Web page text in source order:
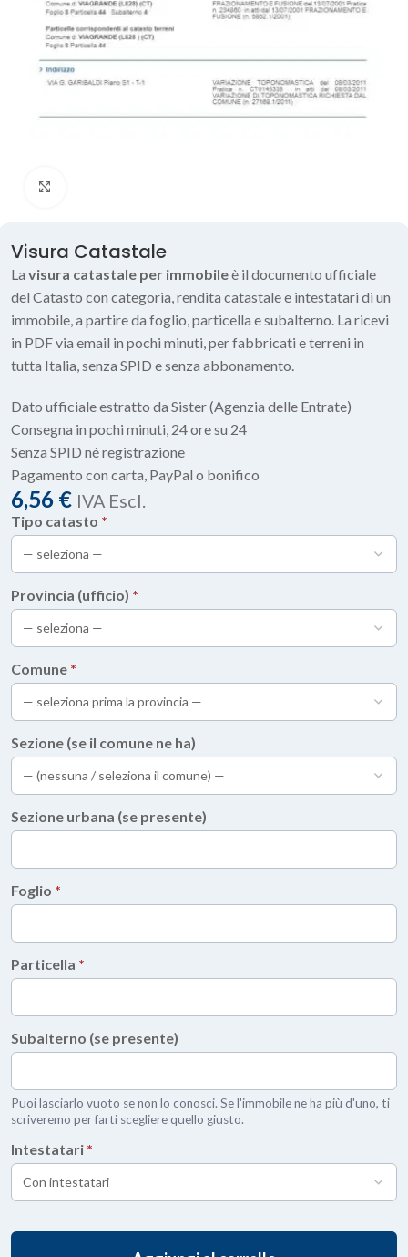
Visura Catastale
La visura catastale per immobileè il documento ufficiale
del Catasto con categoria, rendita catastale e intestatari di un
immobile, a partire da foglio, particella e subalterno. La ricevi
in PDF via email in pochi minuti, per fabbricati e terreni in
tutta Italia, senza SPID e senza abbonamento.
Dato ufficiale estratto da Sister (Agenzia delle Entrate)
Consegna in pochi minuti, 24 ore su 24
Senza SPID né registrazione
Pagamento con carta, PayPal o bonifico
6,56 € IVA Escl.
Tipo catasto *
Provincia (ufficio) *
Comune *
Sezione (se il comune ne ha)
Sezione urbana (se presente)
Foglio *
Particella *
Subalterno (se presente)
Puoi lasciarlo vuoto se non lo conosci. Se l'immobile ne ha più d'uno, ti
scriveremo per farti scegliere quello giusto.
Intestatari *